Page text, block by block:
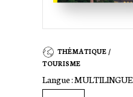
THÉMATIQUE /
TOURISME
Langue :MULTILINGUE